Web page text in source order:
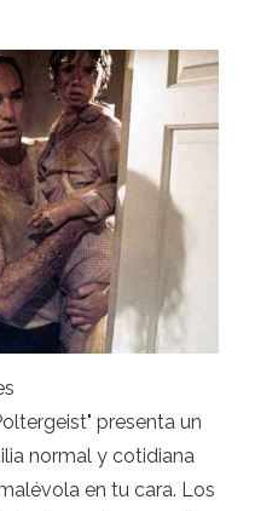
presenta un
normal y cotidiana
en tu cara. Los